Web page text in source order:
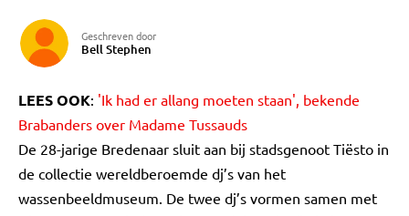
Geschreven door
Bell Stephen
LEES OOK: 'Ik had er allang moeten staan', bekende
Brabanders over Madame Tussauds
De 28-jarige Bredenaar sluit aan bij stadsgenoot Tiësto in
de collectie wereldberoemde dj’s van het
wassenbeeldmuseum. De twee dj’s vormen samen met